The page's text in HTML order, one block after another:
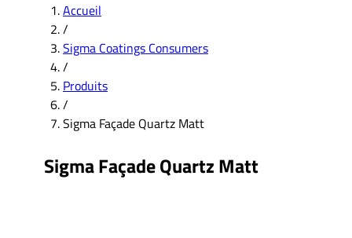
Accueil
/
Sigma Coatings Consumers
/
Produits
/
Sigma Façade Quartz Matt
Sigma Façade Quartz Matt